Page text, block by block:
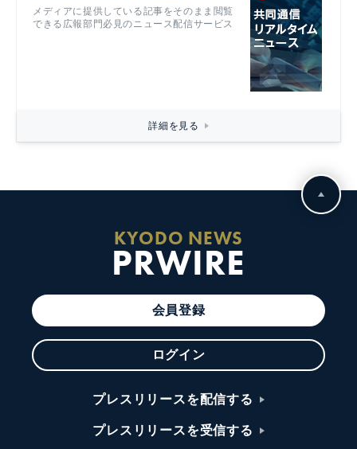
メディアに提供している記事をそのまま閲覧
できる広報部門必見のニュース配信サービス
詳細を見る
KYODO NEWS
PRWIRE
会員登録
ログイン
プレスリリースを配信する
プレスリリースを受信する